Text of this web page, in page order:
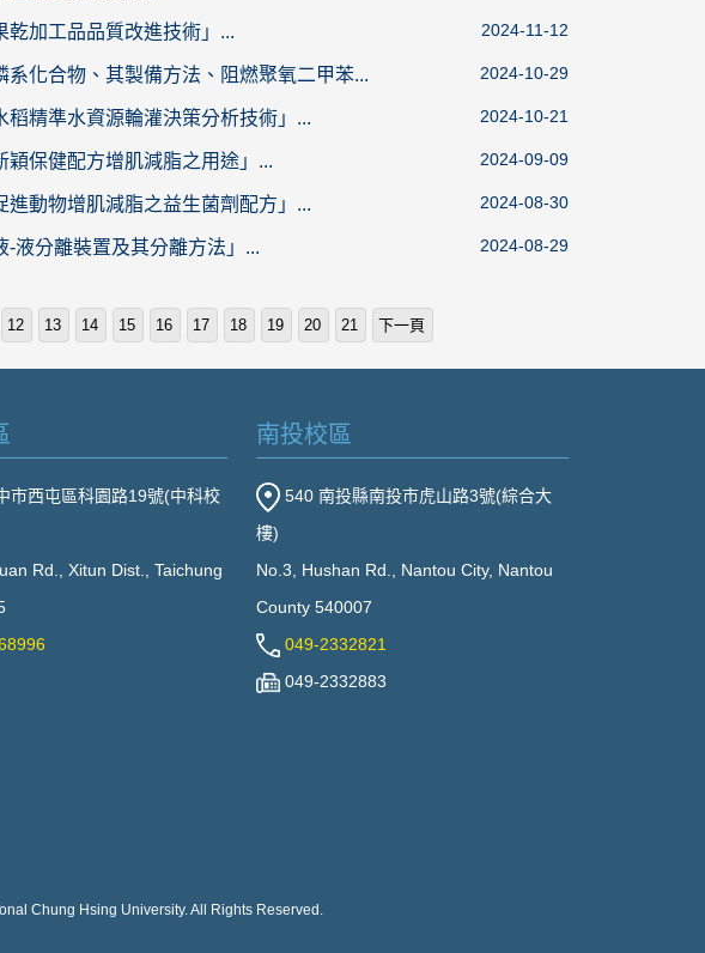
加工品品質改進技術」... 2024-11-12
化合物、其製備方法、阻燃聚氧二甲苯... 2024-10-29
精準水資源輪灌決策分析技術」... 2024-10-21
保健配方增肌減脂之用途」... 2024-09-09
動物增肌減脂之益生菌劑配方」... 2024-08-30
液分離裝置及其分離方法」... 2024-08-29
12 13 14 15 16 17 18 19 20 21 下一頁
市西屯區科園路19號(中科校
Rd., Xitun Dist., Taichung
南投校區
540 南投縣南投市虎山路3號(綜合大
樓)
No.3, Hushan Rd., Nantou City, Nantou
County 540007
049-2332821
049-2332883
Chung Hsing University. All Rights Reserved.